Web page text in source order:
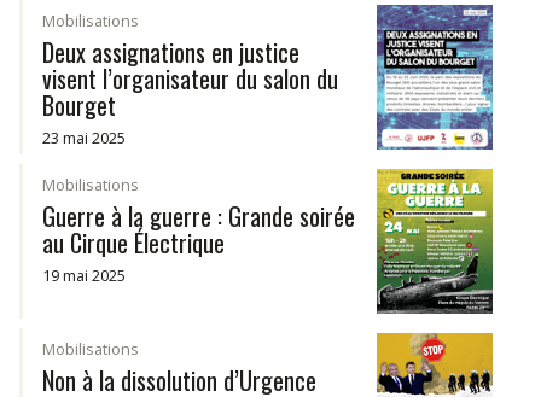
Mobilisations
Deux assignations en justice
visent l’organisateur du salon du
Bourget
23 mai 2025
Mobilisations
Guerre à la guerre : Grande soirée
au Cirque Électrique
19 mai 2025
Mobilisations
Non à la dissolution d’Urgence